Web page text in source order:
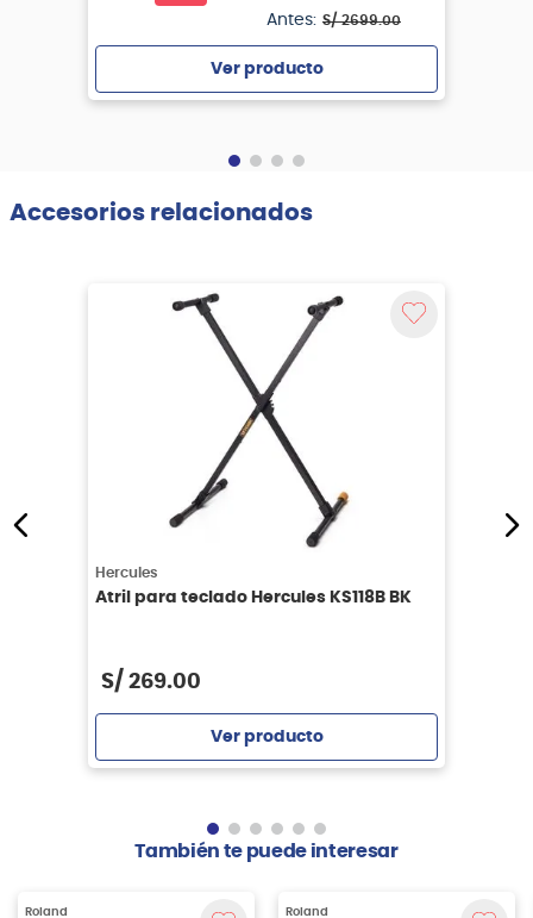
Antes: S/ 2699.00
Ver producto
Accesorios relacionados
Hercules
Atril para teclado Hercules KS118B BK
S/ 269.00
Ver producto
También te puede interesar